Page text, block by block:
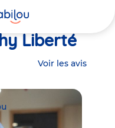
Liberté
Voir les avis